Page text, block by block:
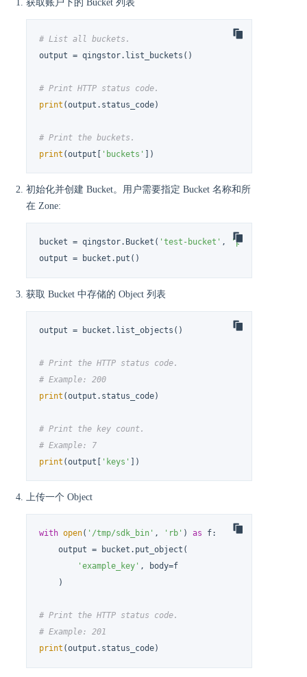
获取账户下的 Bucket 列表
# List all buckets.
output = qingstor.list_buckets()
# Print HTTP status code.
print (output.status_code)
# Print the buckets.
print (output[ 'buckets' ])
初始化并创建 Bucket。用户需要指定 Bucket 名称和所
在 Zone:
bucket = qingstor.Bucket( 'test-bucket' , 'pek3a'
output = bucket.put()
获取 Bucket 中存储的 Object 列表
output = bucket.list_objects()
# Print the HTTP status code.
# Example: 200
print (output.status_code)
# Print the key count.
# Example: 7
print (output[ 'keys' ])
上传一个 Object
with open( '/tmp/sdk_bin' , 'rb' ) as f:
    output = bucket.put_object(
'example_key' , body=f
    )
# Print the HTTP status code.
# Example: 201
print (output.status_code)